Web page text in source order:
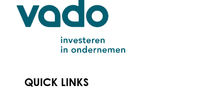
QUICK LINKS